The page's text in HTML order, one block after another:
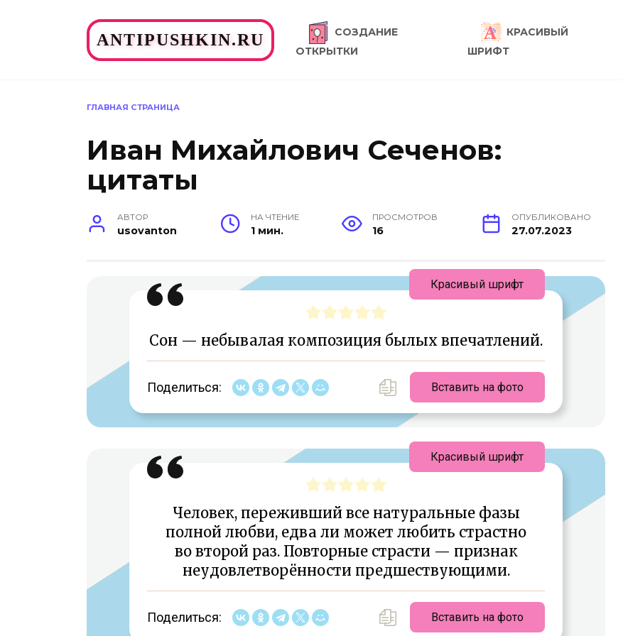
ANTIPUSHKIN.RU
СОЗДАНИЕ
ОТКРЫТКИ
КРАСИВЫЙ
ШРИФТ
ГЛАВНАЯ СТРАНИЦА
Иван Михайлович Сеченов:
цитаты
АВТОР
usovanton
НА ЧТЕНИЕ
1 мин.
ПРОСМОТРОВ
16
ОПУБЛИКОВАНО
27.07.2023
Сон — небывалая композиция былых впечатлений.
Поделиться: Вставить на фото
Красивый шрифт
Человек, переживший все натуральные фазы
полной любви, едва ли может любить страстно
во второй раз. Повторные страсти — признак
неудовлетворённости предшествующими.
Поделиться: Вставить на фото
Красивый шрифт